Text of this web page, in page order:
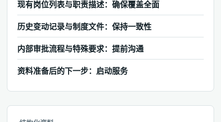
现有岗位列表与职责描述：确保覆盖全面
历史变动记录与制度文件：保持一致性
内部审批流程与特殊要求：提前沟通
资料准备后的下一步：启动服务